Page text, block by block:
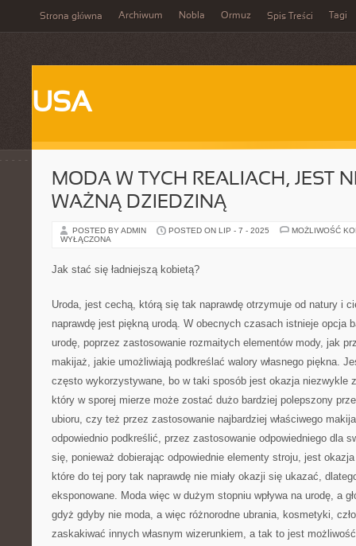
Strona główna Archiwum Nobla Ormuz Spis Treści Tagi
USA
MODA W TYCH REALIACH, JEST
WAŻNĄ DZIEDZINĄ
POSTED BY ADMIN POSTED ON LIP - 7 - 2025
MOŻLIWOŚĆ
WYŁĄCZONA
Jak stać się ładniejszą kobietą?
Uroda, jest cechą, którą się tak naprawdę otrzymuje od natury i
naprawdę jest piękną urodą. W obecnych czasach istnieje opcja
urodę, poprzez zastosowanie rozmaitych elementów mody, jak
makijaż, jakie umożliwiają podkreślać walory własnego piękna.
często wykorzystywane, bo w taki sposób jest okazja niezwykle
który w sporej mierze może zostać dużo bardziej polepszony
ubioru, czy też przez zastosowanie najbardziej właściwego
odpowiednio podkreślić, przez zastosowanie odpowiedniego dla
się, ponieważ dobierając odpowiednie elementy stroju, jest
które do tej pory tak naprawdę nie miały okazji się ukazać,
eksponowane. Moda więc w dużym stopniu wpływa na urodę, a
gdyż gdyby nie moda, a więc różnorodne ubrania, kosmetyki,
zaskakiwać innych własnym wizerunkiem, a tak to jest